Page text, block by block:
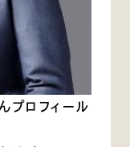
プロフィール